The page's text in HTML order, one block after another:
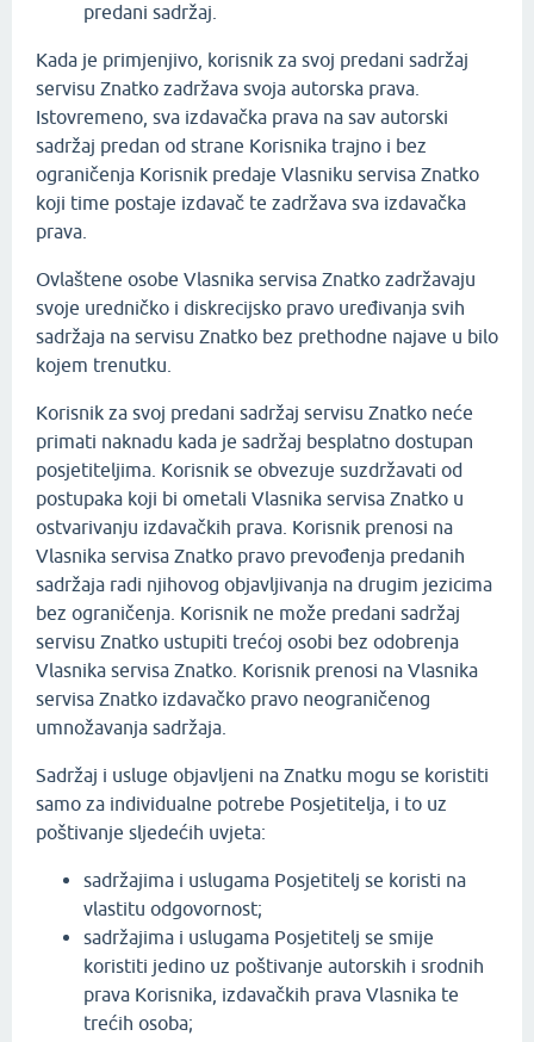
predani sadržaj.
Kada je primjenjivo, korisnik za svoj predani sadržaj
servisu Znatko zadržava svoja autorska prava.
Istovremeno, sva izdavačka prava na sav autorski
sadržaj predan od strane Korisnika trajno i bez
ograničenja Korisnik predaje Vlasniku servisa Znatko
koji time postaje izdavač te zadržava sva izdavačka
prava.
Ovlaštene osobe Vlasnika servisa Znatko zadržavaju
svoje uredničko i diskrecijsko pravo uređivanja svih
sadržaja na servisu Znatko bez prethodne najave u bilo
kojem trenutku.
Korisnik za svoj predani sadržaj servisu Znatko neće
primati naknadu kada je sadržaj besplatno dostupan
posjetiteljima. Korisnik se obvezuje suzdržavati od
postupaka koji bi ometali Vlasnika servisa Znatko u
ostvarivanju izdavačkih prava. Korisnik prenosi na
Vlasnika servisa Znatko pravo prevođenja predanih
sadržaja radi njihovog objavljivanja na drugim jezicima
bez ograničenja. Korisnik ne može predani sadržaj
servisu Znatko ustupiti trećoj osobi bez odobrenja
Vlasnika servisa Znatko. Korisnik prenosi na Vlasnika
servisa Znatko izdavačko pravo neograničenog
umnožavanja sadržaja.
Sadržaj i usluge objavljeni na Znatku mogu se koristiti
samo za individualne potrebe Posjetitelja, i to uz
poštivanje sljedećih uvjeta:
sadržajima i uslugama Posjetitelj se koristi na
vlastitu odgovornost;
sadržajima i uslugama Posjetitelj se smije
koristiti jedino uz poštivanje autorskih i srodnih
prava Korisnika, izdavačkih prava Vlasnika te
trećih osoba;